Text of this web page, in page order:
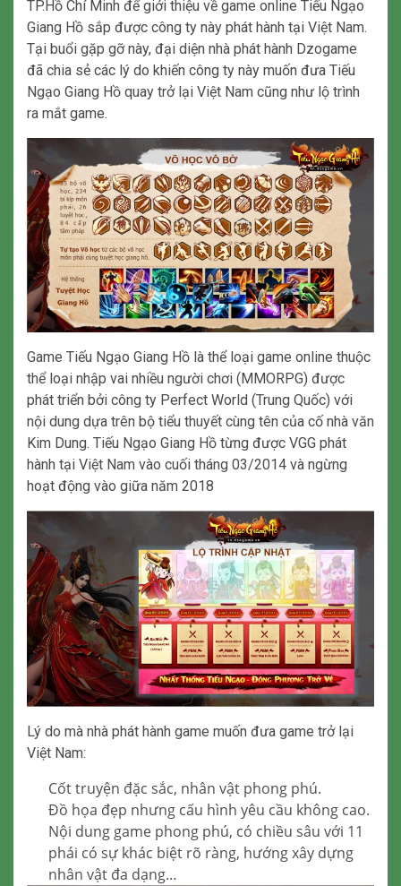
TP.Hồ Chí Minh để giới thiệu về game online Tiếu Ngạo
Giang Hồ sắp được công ty này phát hành tại Việt Nam.
Tại buổi gặp gỡ này, đại diện nhà phát hành Dzogame
đã chia sẻ các lý do khiến công ty này muốn đưa Tiếu
Ngạo Giang Hồ quay trở lại Việt Nam cũng như lộ trình
ra mắt game.
Game Tiếu Ngạo Giang Hồ là thể loại game online thuộc
thể loại nhập vai nhiều người chơi (MMORPG) được
phát triển bởi công ty Perfect World (Trung Quốc) với
nội dung dựa trên bộ tiểu thuyết cùng tên của cố nhà văn
Kim Dung. Tiếu Ngạo Giang Hồ từng được VGG phát
hành tại Việt Nam vào cuối tháng 03/2014 và ngừng
hoạt động vào giữa năm 2018
Lý do mà nhà phát hành game muốn đưa game trở lại
Việt Nam:
Cốt truyện đặc sắc, nhân vật phong phú.
Đồ họa đẹp nhưng cấu hình yêu cầu không cao.
Nội dung game phong phú, có chiều sâu với 11
phái có sự khác biệt rõ ràng, hướng xây dựng
nhân vật đa dạng…